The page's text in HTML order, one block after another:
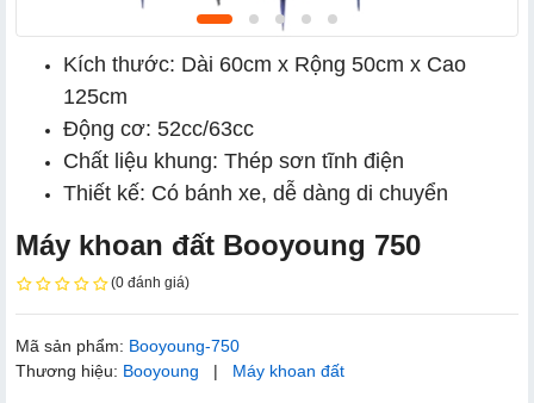
Kích thước: Dài 60cm x Rộng 50cm x Cao
125cm
Động cơ: 52cc/63cc
Chất liệu khung: Thép sơn tĩnh điện
Thiết kế: Có bánh xe, dễ dàng di chuyển
Máy khoan đất Booyoung 750
(0 đánh giá)
Mã sản phẩm: Booyoung-750
Thương hiệu: Booyoung | Máy khoan đất